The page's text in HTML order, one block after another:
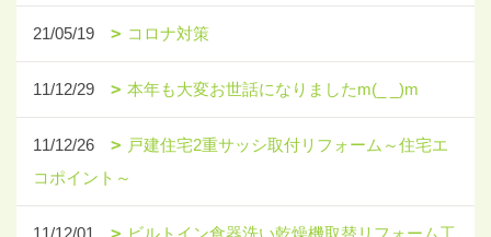
21/05/19 コロナ対策
11/12/29 本年も大変お世話になりましたm(_ _)m
11/12/26
戸建住宅2重サッシ取付リフォーム～住宅エ
コポイント～
11/12/01
ビルトイン食器洗い乾燥機取替リフォーム工